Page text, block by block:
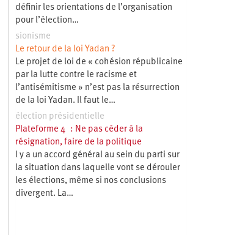
définir les orientations de l’organisation
pour l’élection…
sionisme
Le retour de la loi Yadan ?
Le projet de loi de « cohésion républicaine
par la lutte contre le racisme et
l’antisémitisme » n’est pas la résurrection
de la loi Yadan. Il faut le…
élection présidentielle
Plateforme 4 : Ne pas céder à la
résignation, faire de la politique
l y a un accord général au sein du parti sur
la situation dans laquelle vont se dérouler
les élections, même si nos conclusions
divergent. La…